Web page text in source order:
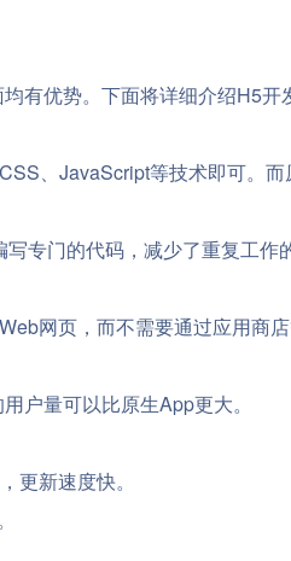
有优势。下面将详细介绍H5开
、JavaScript等技术即可。
专门的代码，减少了重复工作
网页，而不需要通过应用商
户量可以比原生App更大。
更新速度快。